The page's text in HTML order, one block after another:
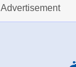
Advertisement